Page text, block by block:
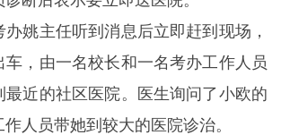
主任听到消息后立即赶到现场，
车，由一名校长和一名考办工作人员
最近的社区医院。医生询问了小欧的
人员带她到较大的医院诊治。